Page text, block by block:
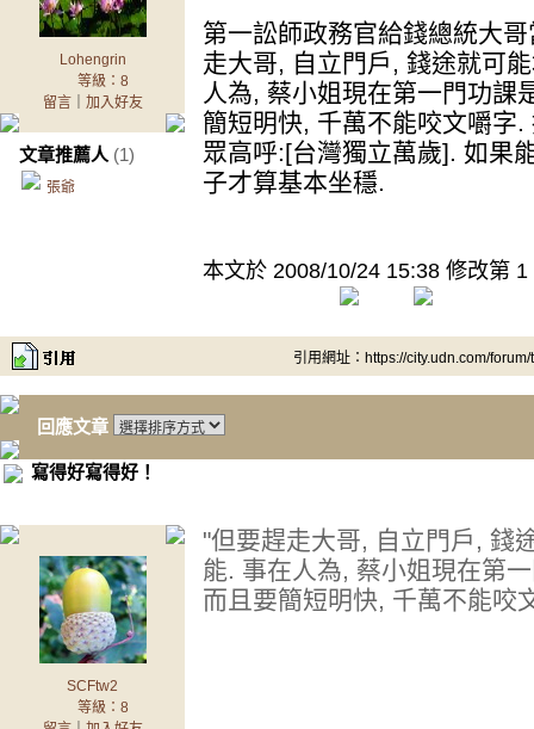
Lohengrin
等級：8
留言｜ 加入好友
文章推薦人 (1)
張爺
第一訟師政務官給錢總統大
走大哥, 自立門戶, 錢途就可
人為, 蔡小姐現在第一門功課
簡短明快, 千萬不能咬文嚼字
眾高呼:[台灣獨立萬歲]. 如果
子才算基本坐穩.
本文於 2008/10/24 15:38 修改第 1
引用網址：https://city.udn.com/
回應文章
寫得好寫得好！
SCFtw2
等級：8
"但要趕走大哥, 自立門戶, 錢
能. 事在人為, 蔡小姐現在第
而且要簡短明快, 千萬不能咬